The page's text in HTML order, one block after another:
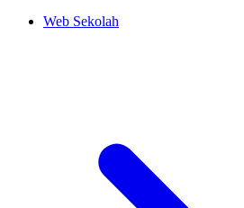
Web Sekolah